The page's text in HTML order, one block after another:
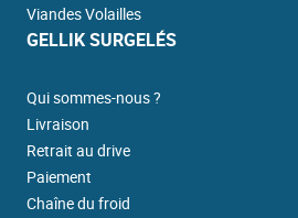
Viandes Volailles
GELLIK SURGELÉS
Qui sommes-nous ?
Livraison
Retrait au drive
Paiement
Chaîne du froid